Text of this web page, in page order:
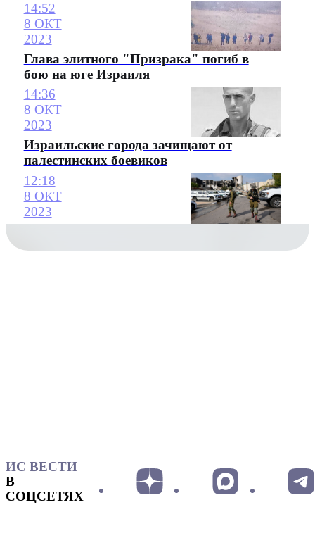
14:52
8 ОКТ
2023
Глава элитного "Призрака" погиб в
бою на юге Израиля
14:36
8 ОКТ
2023
Израильские города зачищают от
палестинских боевиков
12:18
8 ОКТ
2023
ИС ВЕСТИ
В
СОЦСЕТЯХ